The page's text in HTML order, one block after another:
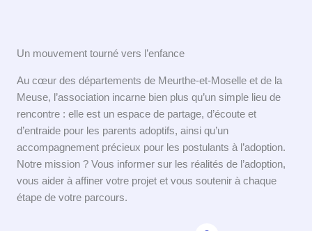
Un mouvement tourné vers l’enfance
Au cœur des départements de Meurthe-et-Moselle et de la
Meuse, l’association incarne bien plus qu’un simple lieu de
rencontre : elle est un espace de partage, d’écoute et
d’entraide pour les parents adoptifs, ainsi qu’un
accompagnement précieux pour les postulants à l’adoption.
Notre mission ? Vous informer sur les réalités de l’adoption,
vous aider à affiner votre projet et vous soutenir à chaque
étape de votre parcours.